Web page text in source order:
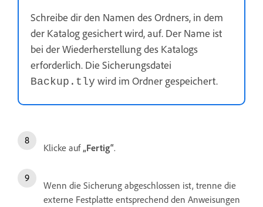
Schreibe dir den Namen des Ordners, in dem
der Katalog gesichert wird, auf. Der Name ist
bei der Wiederherstellung des Katalogs
erforderlich. Die Sicherungsdatei
Backup.tly wird im Ordner gespeichert.
Klicke auf „Fertig“.
Wenn die Sicherung abgeschlossen ist, trenne die
externe Festplatte entsprechend den Anweisungen